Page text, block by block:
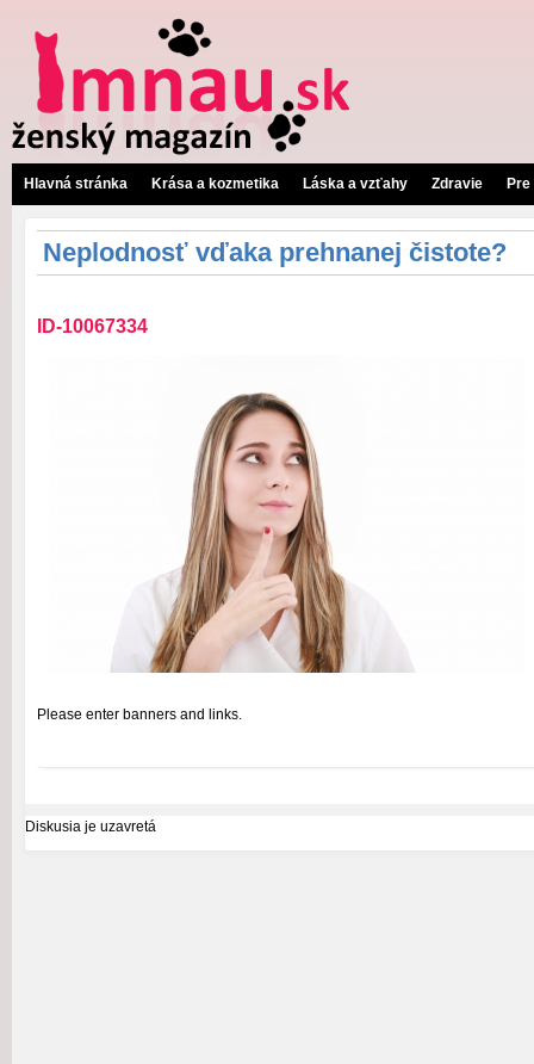
Hlavná stránka Krása a kozmetika Láska a vzťahy Zdravie
Neplodnosť vďaka prehnanej čistote?
ID-10067334
Please enter banners and links.
Diskusia je uzavretá